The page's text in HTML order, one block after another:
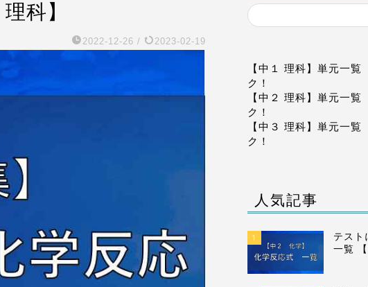
科】
2022-12-26 / 2023-02-19
【中１ 理科】単元一覧
ク！
【中２ 理科】単元一覧
ク！
【中３ 理科】単元一覧
ク！
人気記事
1
テスト
一覧 【